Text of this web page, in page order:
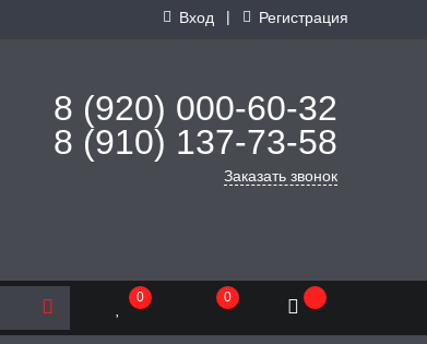
Вход | Регистрация
8 (920) 000-60-32
8 (910) 137-73-58
Заказать звонок
0 0